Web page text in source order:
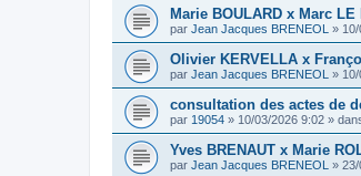
Marie BOULARD x Marc LE
par Jean Jacques BRENEOL »
Olivier KERVELLA x
par Jean Jacques BRENEOL »
consultation des actes de
par 19054 » 10/03/2026 9:02 »
Yves BRENAUT x Marie
par Jean Jacques BRENEOL » 23/